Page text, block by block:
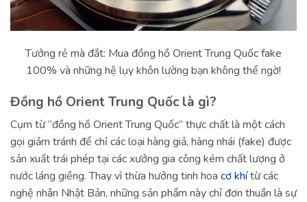
Tưởng rẻ mà đắt: Mua đồng hồ Orient Trung Quốc fake
100% và những hệ lụy khôn lường bạn không thể ngờ!
Đồng hồ Orient Trung Quốc là gì?
Cụm từ “đồng hồ Orient Trung Quốc” thực chất là một cách
gọi giảm tránh để chỉ các loại hàng giả, hàng nhái (fake) được
sản xuất trái phép tại các xưởng gia công kém chất lượng ở
nước láng giềng. Thay vì thừa hưởng tinh hoa cơ khítừ các
nghệ nhân Nhật Bản, những sản phẩm này chỉ đơn thuần là sự